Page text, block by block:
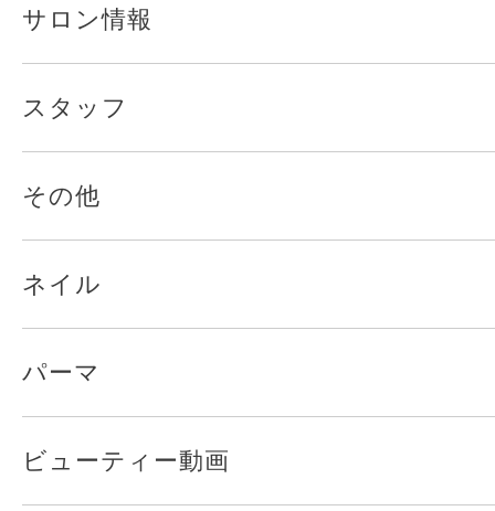
サロン情報
スタッフ
その他
ネイル
パーマ
ビューティー動画